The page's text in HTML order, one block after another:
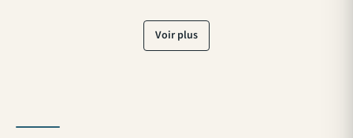
Voir plus